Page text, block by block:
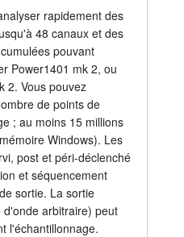
rapidement des
48 canaux et des
pouvant
Power1401 mk 2, ou
2. Vous pouvez
de points de
; au moins 15 millions
Windows). Les
post et péri-déclenché
et séquencement
sortie. La sortie
arbitraire) peut
l'échantillonnage.